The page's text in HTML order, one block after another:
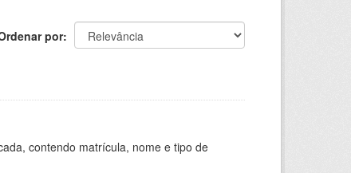
por
contendo matrícula, nome e tipo de